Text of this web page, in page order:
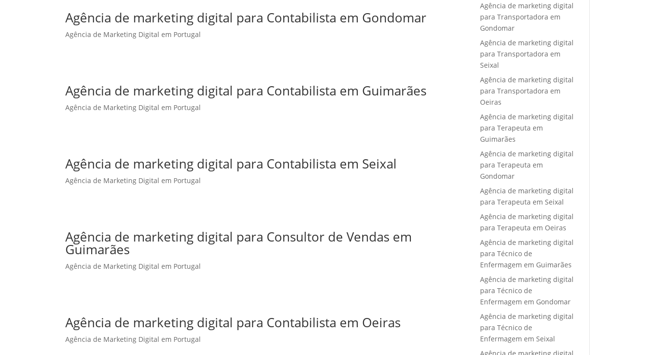
Agência de marketing digital para Contabilista em Gondomar
Agência de Marketing Digital em Portugal
Agência de marketing digital para Contabilista em Guimarães
Agência de Marketing Digital em Portugal
Agência de marketing digital para Contabilista em Seixal
Agência de Marketing Digital em Portugal
Agência de marketing digital para Consultor de Vendas em
Guimarães
Agência de Marketing Digital em Portugal
Agência de marketing digital para Contabilista em Oeiras
Agência de Marketing Digital em Portugal
Agência de marketing digital
para Transportadora em
Gondomar
Agência de marketing digital
para Transportadora em
Seixal
Agência de marketing digital
para Transportadora em
Oeiras
Agência de marketing digital
para Terapeuta em
Guimarães
Agência de marketing digital
para Terapeuta em
Gondomar
Agência de marketing digital
para Terapeuta em Seixal
Agência de marketing digital
para Terapeuta em Oeiras
Agência de marketing digital
para Técnico de
Enfermagem em Guimarães
Agência de marketing digital
para Técnico de
Enfermagem em Gondomar
Agência de marketing digital
para Técnico de
Enfermagem em Seixal
Agência de marketing digital